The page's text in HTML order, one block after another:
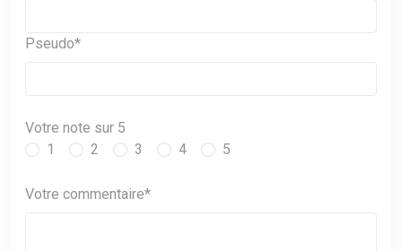
Pseudo*
Votre note sur 5
1
2 3 4 5
Votre commentaire*